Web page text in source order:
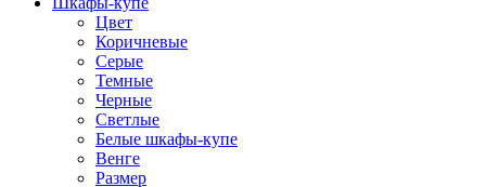
Цвет
Коричневые
Серые
Темные
Черные
Светлые
Белые шкафы-купе
Венге
Размер